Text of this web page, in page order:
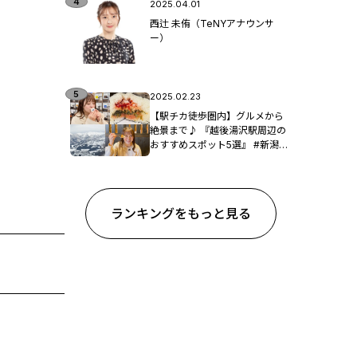
2025.04.01
西辻 未侑（TeNYアナウンサ
ー）
2025.02.23
【駅チカ徒歩圏内】グルメから
絶景まで♪ 『越後湯沢駅周辺の
おすすめスポット5選』 #新潟観
ランキングをもっと見る